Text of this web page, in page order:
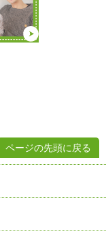
ページの先頭に戻る